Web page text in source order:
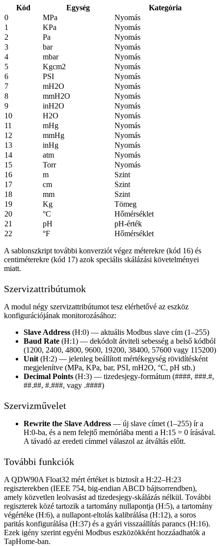
Kód Egység
Kategória
0
MPa
Nyomás
1
KPa
Nyomás
2
Pa
Nyomás
3
bar
Nyomás
4
mbar
Nyomás
5
Kgcm2
Nyomás
6
PSI
Nyomás
7
mH2O
Nyomás
8
mmH2O
Nyomás
9
inH2O
Nyomás
10
H2O
Nyomás
11
mHg
Nyomás
12
mmHg
Nyomás
13
inHg
Nyomás
14
atm
Nyomás
15
Torr
Nyomás
16
m
Szint
17
cm
Szint
18
mm
Szint
19
Kg
Tömeg
20
°C
Hőmérséklet
21
pH
pH-érték
22
°F Hőmérséklet
A sablonszkript további konverziót végez méterekre (kód 16) és
centiméterekre (kód 17) azok speciális skálázási követelményei
miatt.
Szervizattribútumok
A modul négy szervizattribútumot tesz elérhetővé az eszköz
konfigurációjának monitorozásához:
Slave Address (H:0) — aktuális Modbus slave cím (1–255)
Baud Rate (H:1) — dekódolt átviteli sebesség a belső kódból
(1200, 2400, 4800, 9600, 19200, 38400, 57600 vagy 115200)
Unit (H:2) — jelenleg beállított mértékegység rövidítésként
megjelenítve (MPa, KPa, bar, PSI, mH2O, °C, pH stb.)
Decimal Points (H:3) — tizedesjegy-formátum (####, ###.#,
##.##, #.###, vagy .####)
Szervizművelet
Rewrite the Slave Address — új slave címet (1–255) ír a
H:0-ba, és a nem felejtő memóriába menti a H:15 = 0 írásával.
A távadó az eredeti címmel válaszol az átváltás előtt.
További funkciók
A QDW90A Float32 mért értéket is biztosít a H:22–H:23
regiszterekben (IEEE 754, big-endian ABCD bájtsorrendben),
amely közvetlen leolvasást ad tizedesjegy-skálázás nélkül. További
regiszterek közé tartozik a tartomány nullapontja (H:5), a tartomány
végértéke (H:6), a nullapont-eltolás kalibrálása (H:12), a soros
paritás konfigurálása (H:37) és a gyári visszaállítás parancs (H:16).
Ezek igény szerint egyéni Modbus eszközökként hozzáadhatók a
TapHome-ban.